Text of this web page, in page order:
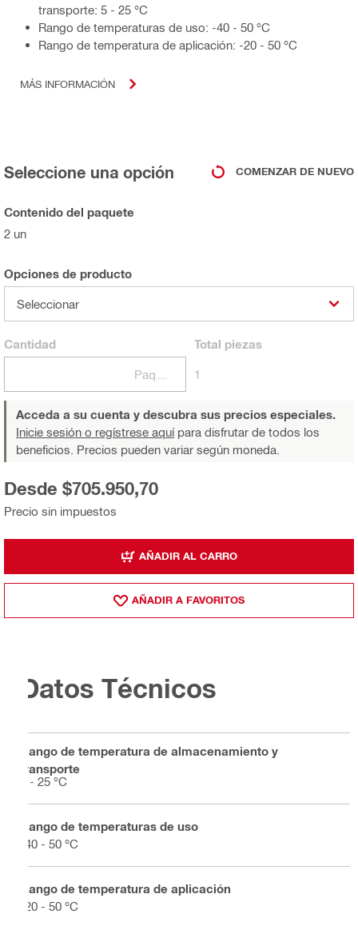
transporte: 5 - 25 °C
Rango de temperaturas de uso: -40 - 50 °C
Rango de temperatura de aplicación: -20 - 50 °C
MÁS INFORMACIÓN
Seleccione una opción COMENZAR DE NUEVO
Contenido del paquete
2 un
Opciones de producto
Seleccionar
Cantidad Total piezas
1
Acceda a su cuenta y descubra sus precios especiales.
Inicie sesión o regístrese aquípara disfrutar de todos los
beneficios. Precios pueden variar según moneda.
Precio sin impuestos
Desde $705.950,70
AÑADIR AL CARRO
AÑADIR A FAVORITOS
Datos Técnicos
Rango de temperatura de almacenamiento y
transporte
5 - 25 °C
Rango de temperaturas de uso
-40 - 50 °C
Rango de temperatura de aplicación
-20 - 50 °C